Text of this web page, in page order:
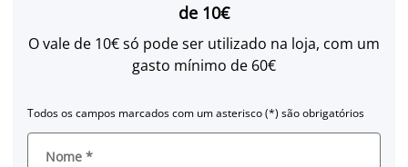
de 10€
O vale de 10€ só pode ser utilizado na loja, com um
gasto mínimo de 60€
Todos os campos marcados com um asterisco (*) são obrigatórios
Nome *